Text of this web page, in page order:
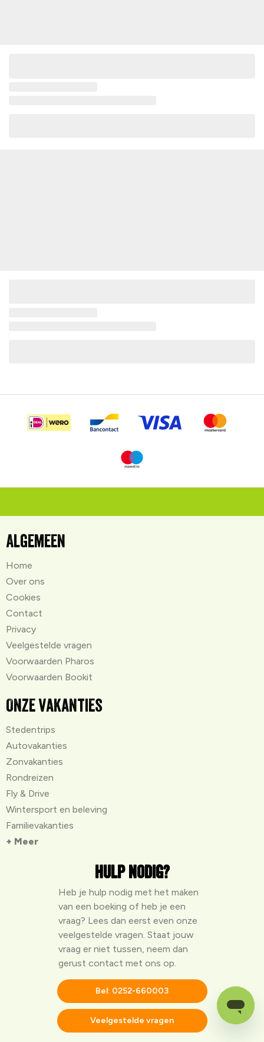
Algemeen
Home
Over ons
Cookies
Contact
Privacy
Veelgestelde vragen
Voorwaarden Pharos
Voorwaarden Bookit
Onze vakanties
Stedentrips
Autovakanties
Zonvakanties
Rondreizen
Fly & Drive
Wintersport en beleving
Familievakanties
+ Meer
Hulp nodig?
Heb je hulp nodig met het maken
van een boeking of heb je een
vraag? Lees dan eerst even onze
veelgestelde vragen . Staat jouw
vraag er niet tussen, neem dan
gerust contact met ons op.
Bel: 0252-660003
Veelgestelde vragen